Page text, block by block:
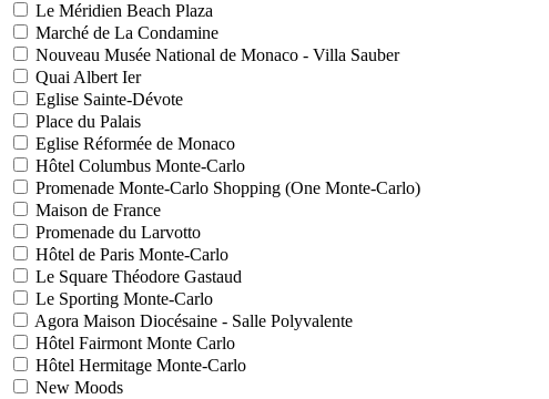
Le Méridien Beach Plaza
Marché de La Condamine
Nouveau Musée National de Monaco - Villa Sauber
Quai Albert Ier
Eglise Sainte-Dévote
Place du Palais
Eglise Réformée de Monaco
Hôtel Columbus Monte-Carlo
Promenade Monte-Carlo Shopping (One Monte-Carlo)
Maison de France
Promenade du Larvotto
Hôtel de Paris Monte-Carlo
Le Square Théodore Gastaud
Le Sporting Monte-Carlo
Agora Maison Diocésaine - Salle Polyvalente
Hôtel Fairmont Monte Carlo
Hôtel Hermitage Monte-Carlo
New Moods